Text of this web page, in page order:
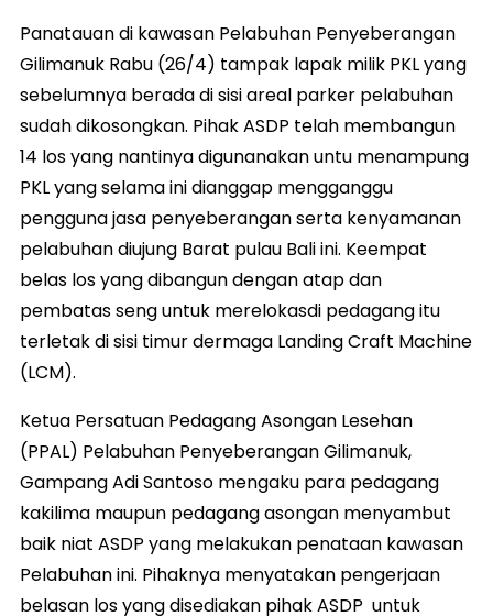
Panatauan di kawasan Pelabuhan Penyeberangan
Gilimanuk Rabu (26/4) tampak lapak milik PKL yang
sebelumnya berada di sisi areal parker pelabuhan
sudah dikosongkan. Pihak ASDP telah membangun
14 los yang nantinya digunanakan untu menampung
PKL yang selama ini dianggap mengganggu
pengguna jasa penyeberangan serta kenyamanan
pelabuhan diujung Barat pulau Bali ini. Keempat
belas los yang dibangun dengan atap dan
pembatas seng untuk merelokasdi pedagang itu
terletak di sisi timur dermaga Landing Craft Machine
(LCM).
Ketua Persatuan Pedagang Asongan Lesehan
(PPAL) Pelabuhan Penyeberangan Gilimanuk,
Gampang Adi Santoso mengaku para pedagang
kakilima maupun pedagang asongan menyambut
baik niat ASDP yang melakukan penataan kawasan
Pelabuhan ini. Pihaknya menyatakan pengerjaan
belasan los yang disediakan pihak ASDP untuk